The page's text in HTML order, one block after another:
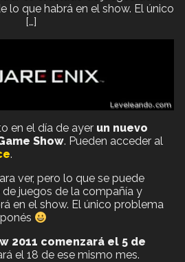
lo que habrá en el show. El único
[…]
en el día de ayer un nuevo
Show. Pueden acceder al
.
ver, pero lo que se puede
juegos de la compañía y
en el show. El único problema
2011 comenzará el 5 de
el 18 de ese mismo mes.